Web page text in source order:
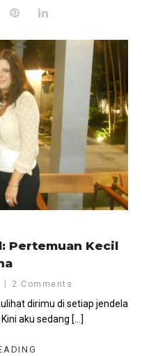
Pertemuan Kecil
2 Comments
dirimu di setiap jendela
aku sedang […]